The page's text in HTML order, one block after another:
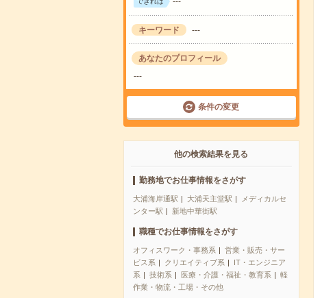
キーワード ---
あなたのプロフィール
---
条件の変更
他の検索結果を見る
勤務地でお仕事情報をさがす
大浦海岸通駅 大浦天主堂駅
メディカルセ
ンター駅
新地中華街駅
職種でお仕事情報をさがす
オフィスワーク・事務系
営業・販売・サー
ビス系
クリエイティブ系
IT・エンジニア
系
技術系 医療・介護・福祉・教育系
軽
作業・物流・工場・その他